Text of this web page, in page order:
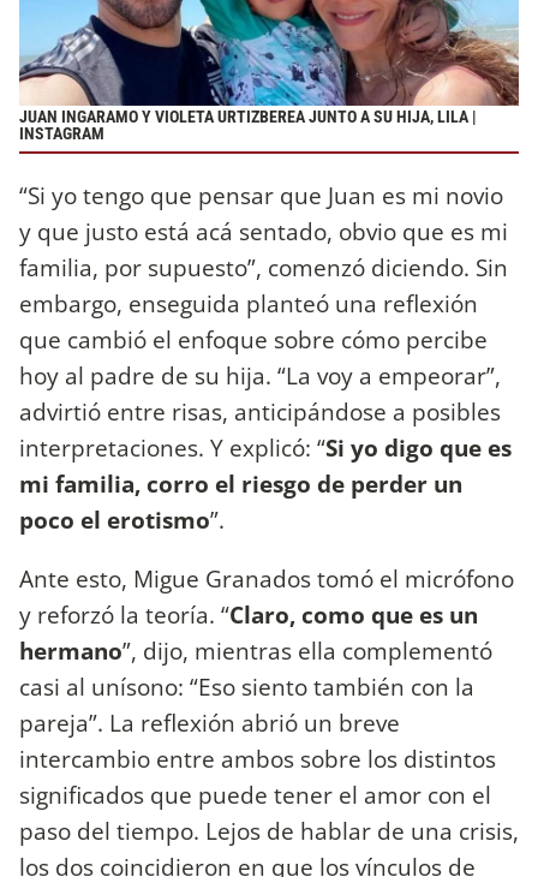
JUAN INGARAMO Y VIOLETA URTIZBEREA JUNTO A SU HIJA, LILA |
INSTAGRAM
“Si yo tengo que pensar que Juan es mi novio
y que justo está acá sentado, obvio que es mi
familia, por supuesto”, comenzó diciendo. Sin
embargo, enseguida planteó una reflexión
que cambió el enfoque sobre cómo percibe
hoy al padre de su hija. “La voy a empeorar”,
advirtió entre risas, anticipándose a posibles
interpretaciones. Y explicó: “Si yo digo que es
mi familia, corro el riesgo de perder un
poco el erotismo”.
Ante esto, Migue Granados tomó el micrófono
y reforzó la teoría. “Claro, como que es un
hermano”, dijo, mientras ella complementó
casi al unísono: “Eso siento también con la
pareja”. La reflexión abrió un breve
intercambio entre ambos sobre los distintos
significados que puede tener el amor con el
paso del tiempo. Lejos de hablar de una crisis,
los dos coincidieron en que los vínculos de